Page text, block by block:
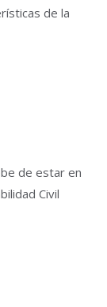
de la
de estar en
Civil